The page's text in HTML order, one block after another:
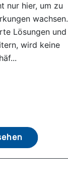
nur hier, um zu
wachsen.
Lösungen und
wird keine